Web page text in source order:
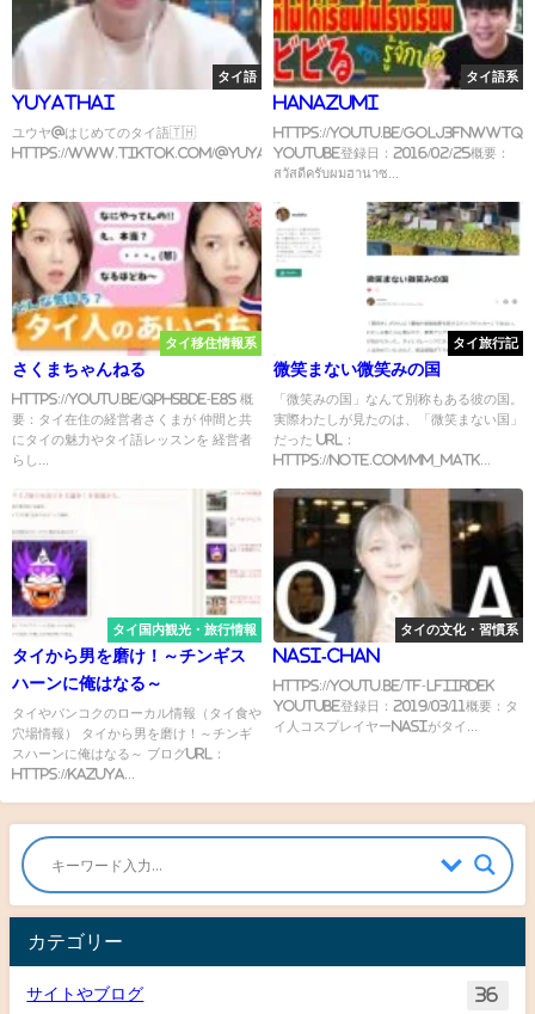
タイ語
yuyathai
ユウヤ@はじめてのタイ語🇹🇭
https://www.tiktok.com/@yuyathai/video/...
タイ語系
Hanazumi
https://youtu.be/gOLJ3fNwWtQ
YouTube登録日：2016/02/25概要：
สวัสดีครับผมฮานาซ...
タイ移住情報系
さくまちゃんねる
https://youtu.be/QPHsbdE-e8s 概
要：タイ在住の経営者さくまが 仲間と共
にタイの魅力やタイ語レッスンを 経営者
らし...
タイ旅行記
微笑まない微笑みの国
「微笑みの国」なんて別称もある彼の国。
実際わたしが見たのは、「微笑まない国」
だった URL：
https://note.com/mm_matk...
タイ国内観光・旅行情報
タイから男を磨け！～チンギス
ハーンに俺はなる～
タイやバンコクのローカル情報（タイ食や
穴場情報） タイから男を磨け！～チンギ
スハーンに俺はなる～ ブログURL：
https://kazuya...
タイの文化・習慣系
Nasi-Chan
https://youtu.be/Tf-LfiiRDek
YouTube登録日：2019/03/11概要：タ
イ人コスプレイヤーNasiがタイ...
カテゴリー
サイトやブログ 36